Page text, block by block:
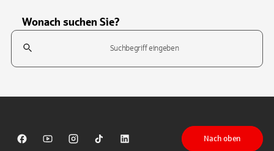
Wonach suchen Sie?
Suchfeld
Sparkasse auf Facebook
Sparkasse auf Youtube
Sparkasse auf Instagram
Sparkasse auf TikTok
Sparkasse auf LinkedIn
Nach oben